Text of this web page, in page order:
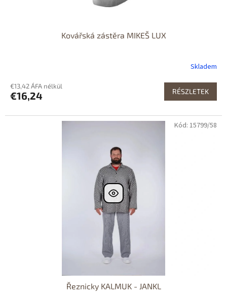
Kovářská zástěra MIKEŠ LUX
Skladem
€13,42 ÁFA nélkül
€16,24 RÉSZLETEK
Řeznicky KALMUK - JANKL
Kód: 15799/58